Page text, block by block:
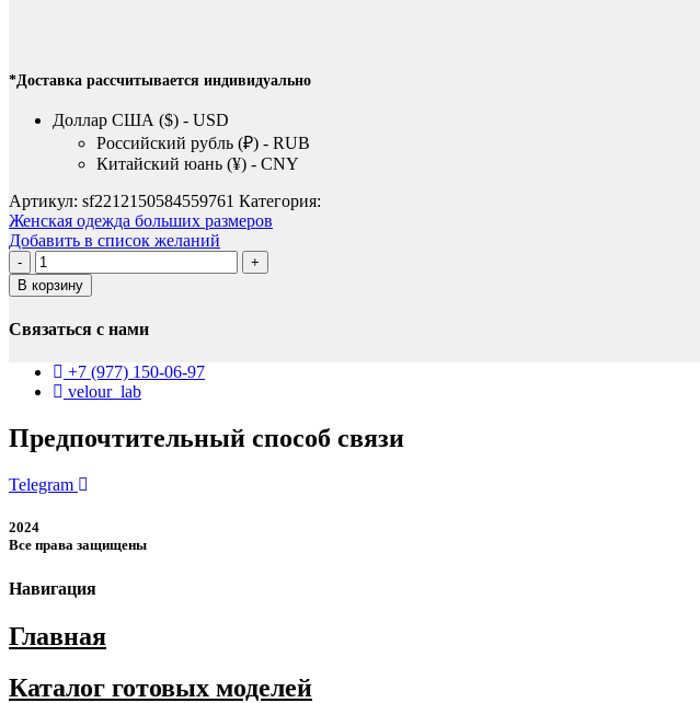
*Доставка рассчитывается индивидуально
Доллар США ($) - USD
Российский рубль (₽) - RUB
Китайский юань (¥) - CNY
Артикул: sf2212150584559761 Категория:
Женская одежда больших размеров
Добавить в список желаний
Количество
товара
юбка
размеров
В корзину
Связаться с нами
+7 (977) 150-06-97
velour_lab
Предпочтительный способ связи
Telegram
2024
Все права защищены
Навигация
Главная
Каталог готовых моделей